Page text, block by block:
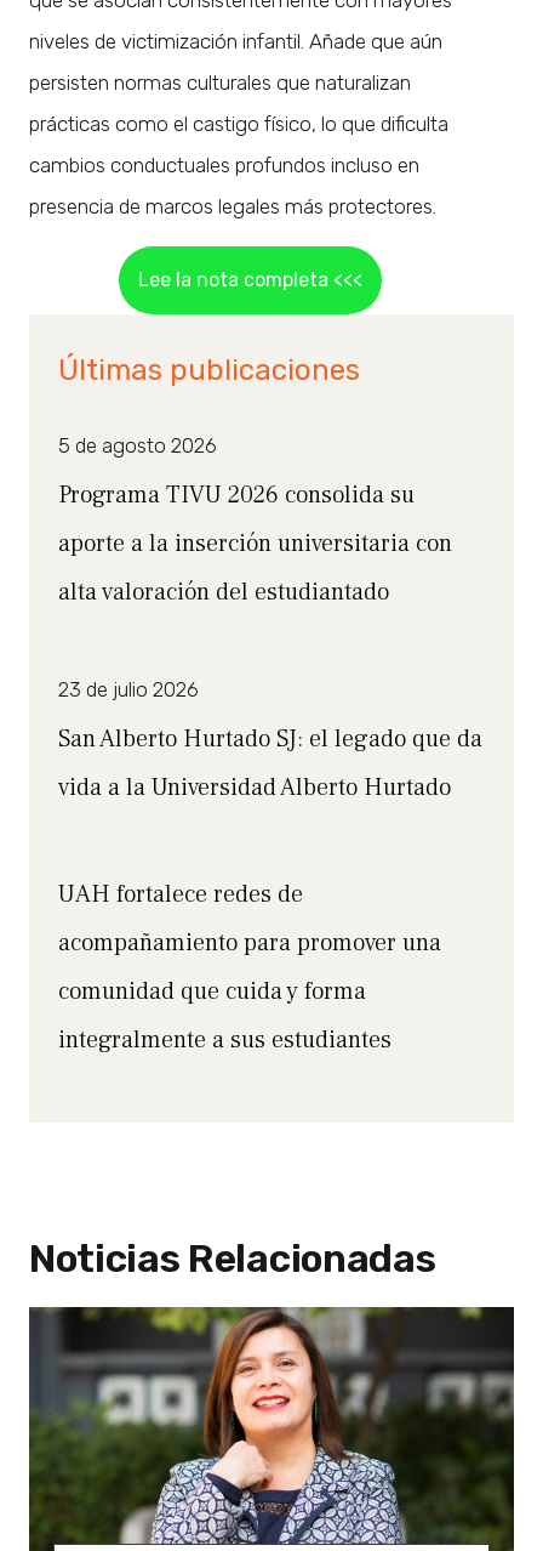
niveles de victimización infantil. Añade que aún
persisten normas culturales que naturalizan
prácticas como el castigo físico, lo que dificulta
cambios conductuales profundos incluso en
presencia de marcos legales más protectores.
Lee la nota completa <<<
Últimas publicaciones
5 de agosto 2026
Programa TIVU 2026 consolida su
aporte a la inserción universitaria con
alta valoración del estudiantado
23 de julio 2026
San Alberto Hurtado SJ: el legado que da
vida a la Universidad Alberto Hurtado
UAH fortalece redes de
acompañamiento para promover una
comunidad que cuida y forma
integralmente a sus estudiantes
Noticias Relacionadas